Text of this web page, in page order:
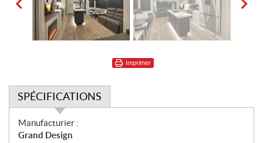
Imprimer
SPÉCIFICATIONS
S
p
Manufacturier :
Grand Design